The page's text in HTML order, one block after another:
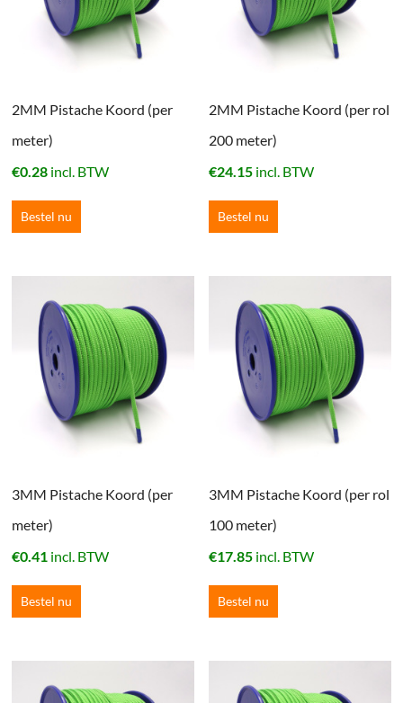
2MM Pistache Koord (per
meter)
€0.28 incl. BTW
Bestel nu
2MM Pistache Koord (per rol
200 meter)
€24.15 incl. BTW
Bestel nu
3MM Pistache Koord (per
meter)
€0.41 incl. BTW
Bestel nu
3MM Pistache Koord (per rol
100 meter)
€17.85 incl. BTW
Bestel nu